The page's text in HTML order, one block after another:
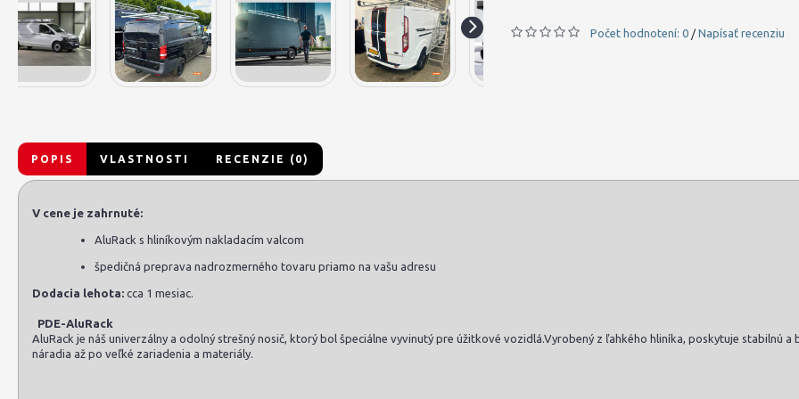
Počet hodnotení: 0/ Napísať recenziu
POPIS VLASTNOSTI RECENZIE (0)
V cene je zahrnuté:
AluRack s hliníkovým nakladacím valcom
špedičná preprava nadrozmerného tovaru priamo na vašu adresu
Dodacia lehota: cca 1 mesiac.
PDE-AluRack
AluRack je náš univerzálny a odolný strešný nosič, ktorý bol špeciálne vyvinutý pre úžitkové vozidlá.Vyrobený z ľahkého hliníka, poskytuje stabilnú
náradia až po veľké zariadenia a materiály.